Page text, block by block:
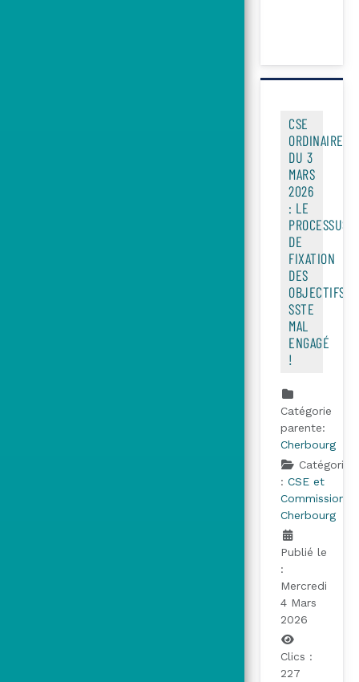
CSE
ORDINAIRE
DU 3
MARS
2026
: LE
PROCESSUS
DE
FIXATION
DES
OBJECTIFS
SSTE
MAL
ENGAGÉ
!
Catégorie
parente:
Cherbourg
Catégorie
: CSE et
Commissions
Cherbourg
Publié le
:
Mercredi
4 Mars
2026
Clics :
227